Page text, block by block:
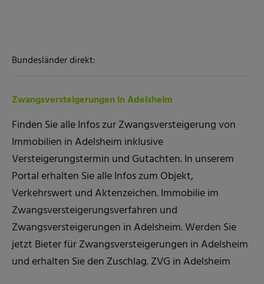
Bundesländer direkt:
Zwangsversteigerungen in Adelsheim
Finden Sie alle Infos zur Zwangsversteigerung von
Immobilien in Adelsheim inklusive
Versteigerungstermin und Gutachten. In unserem
Portal erhalten Sie alle Infos zum Objekt,
Verkehrswert und Aktenzeichen. Immobilie im
Zwangsversteigerungsverfahren und
Zwangsversteigerungen in Adelsheim. Werden Sie
jetzt Bieter für Zwangsversteigerungen in Adelsheim
und erhalten Sie den Zuschlag. ZVG in Adelsheim